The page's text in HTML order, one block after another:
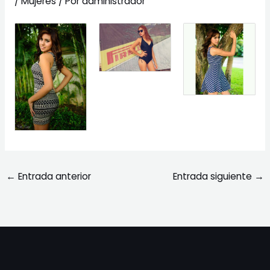
← Entrada anterior Entrada siguiente →